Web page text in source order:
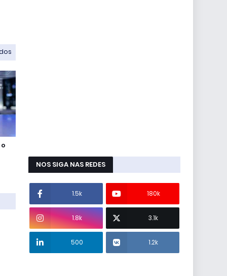
NOS SIGA NAS REDES
1.5k 180k
1.8k 3.1k
500 1.2k